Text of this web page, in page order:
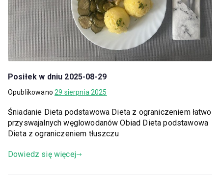
Posiłek w dniu 2025-08-29
Opublikowano29 sierpnia 2025
Śniadanie Dieta podstawowa Dieta z ograniczeniem łatwo
przyswajalnych węglowodanów Obiad Dieta podstawowa
Dieta z ograniczeniem tłuszczu
Dowiedz się więcej